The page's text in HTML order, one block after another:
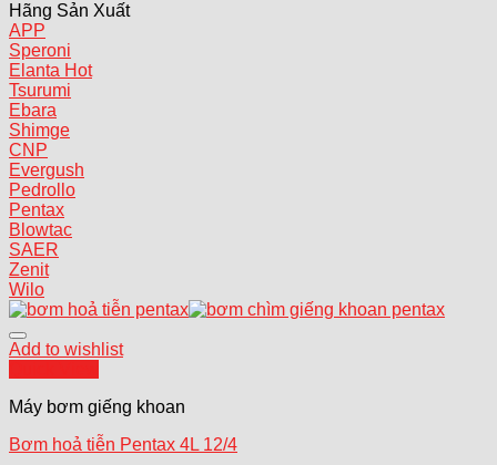
Hãng Sản Xuất
APP
Speroni
Elanta
Tsurumi
Ebara
Shimge
CNP
Evergush
Pedrollo
Pentax
Blowtac
SAER
Zenit
Wilo
Add to wishlist
Máy bơm giếng khoan
Bơm hoả tiễn Pentax 4L 12/4